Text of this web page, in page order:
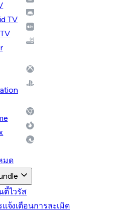
TV
มด
ตี้ไวรัส
แจ้งเตือนการละเมิด